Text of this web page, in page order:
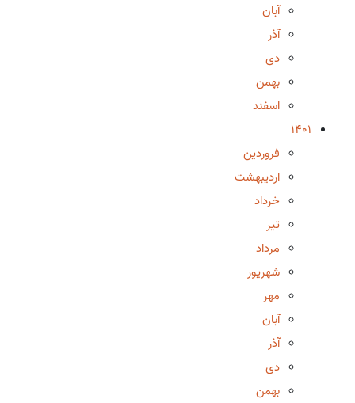
آبان
آذر
دی
بهمن
اسفند
1401
فروردین
اردیبهشت
خرداد
تیر
مرداد
شهریور
مهر
آبان
آذر
دی
بهمن